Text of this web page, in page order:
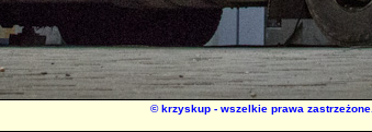
©krzyskup - wszelkie prawa zastrzeżone.